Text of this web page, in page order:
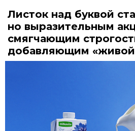
Листок над буквой
но выразительным
смягчающим
добавляющим